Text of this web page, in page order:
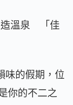
造溫泉 「佳
味的假期，位
你的不二之